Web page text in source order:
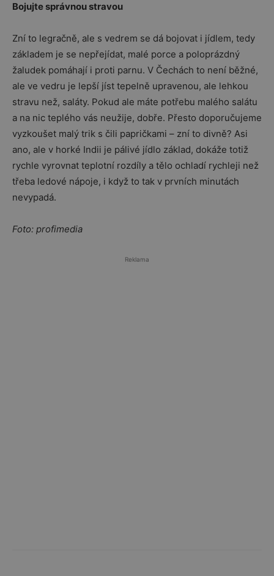
Bojujte správnou stravou
Zní to legračně, ale s vedrem se dá bojovat i jídlem, tedy
základem je se nepřejídat, malé porce a poloprázdný
žaludek pomáhají i proti parnu. V Čechách to není běžné,
ale ve vedru je lepší jíst tepelně upravenou, ale lehkou
stravu než, saláty. Pokud ale máte potřebu malého salátu
a na nic teplého vás neužije, dobře. Přesto doporučujeme
vyzkoušet malý trik s čili papričkami – zní to divně? Asi
ano, ale v horké Indii je pálivé jídlo základ, dokáže totiž
rychle vyrovnat teplotní rozdíly a tělo ochladí rychleji než
třeba ledové nápoje, i když to tak v prvních minutách
nevypadá.
Foto: profimedia
Reklama